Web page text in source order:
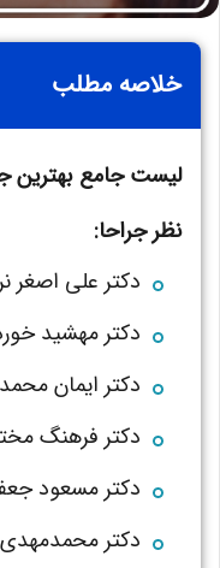
خلاصه مطلب
لیست جامع بهترین
نظر جراحا:
دکتر علی اصغر
دکتر مهشید
دکتر ایمان
دکتر فرهنگ
دکتر مسعود
دکتر